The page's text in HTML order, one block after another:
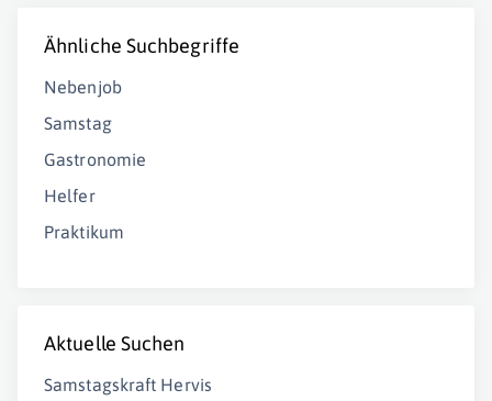
Ähnliche Suchbegriffe
Nebenjob
Samstag
Gastronomie
Helfer
Praktikum
Aktuelle Suchen
Samstagskraft Hervis